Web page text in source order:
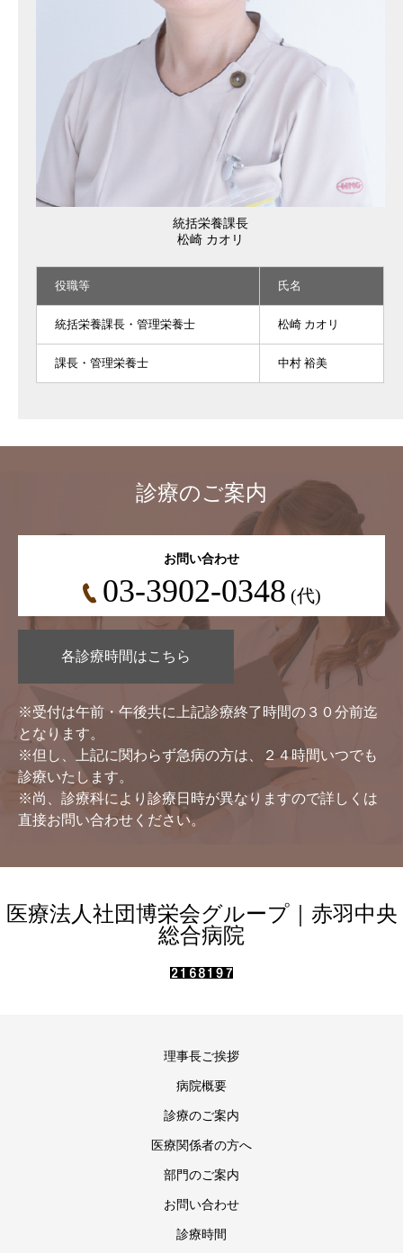
統括栄養課長
松崎 カオリ
役職等 氏名
統括栄養課長・管理栄養士 松崎 カオリ
課長・管理栄養士 中村 裕美
診療のご案内
お問い合わせ
03-3902-0348 (代)
各診療時間はこちら
※受付は午前・午後共に上記診療終了時間の３０分前迄
となります。
※但し、上記に関わらず急病の方は、２４時間いつでも
診療いたします。
※尚、診療科により診療日時が異なりますので詳しくは
直接お問い合わせください。
医療法人社団博栄会グループ｜赤羽中央
総合病院
理事長ご挨拶
病院概要
診療のご案内
医療関係者の方へ
部門のご案内
お問い合わせ
診療時間